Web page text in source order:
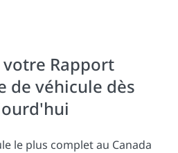
Rapport
de véhicule dès
le plus complet au Canada